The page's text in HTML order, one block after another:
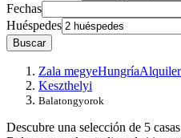
Fechas
Huéspedes
Buscar
Zala megyeHungría
Keszthelyi
Balatongyorok
Descubre una selección de 5